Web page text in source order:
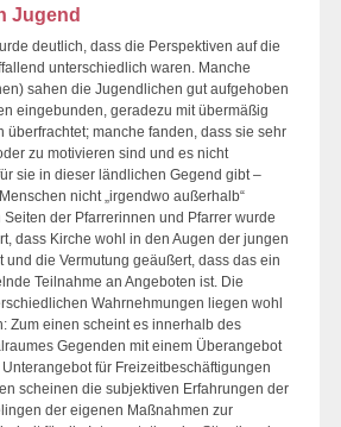
Jugend
deutlich, dass die Perspektiven auf die
unterschiedlich waren. Manche
sahen die Jugendlichen gut aufgehoben
eingebunden, geradezu mit übermäßig
überfrachtet; manche fanden, dass sie sehr
zu motivieren sind und es nicht
sie in dieser ländlichen Gegend gibt –
nicht „irgendwo außerhalb“
der Pfarrerinnen und Pfarrer wurde
dass Kirche wohl in den Augen der jungen
und die Vermutung geäußert, dass das ein
Teilnahme an Angeboten ist. Die
Wahrnehmungen liegen wohl
Zum einen scheint es innerhalb des
Gegenden mit einem Überangebot
für Freizeitbeschäftigungen
scheinen die subjektiven Erfahrungen der
der eigenen Maßnahmen zur